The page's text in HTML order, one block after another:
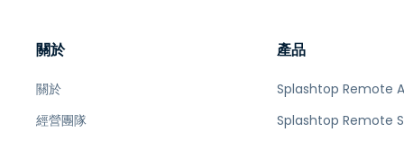
關於
關於
經營團隊
產品
Splashtop Remote
Splashtop Remote